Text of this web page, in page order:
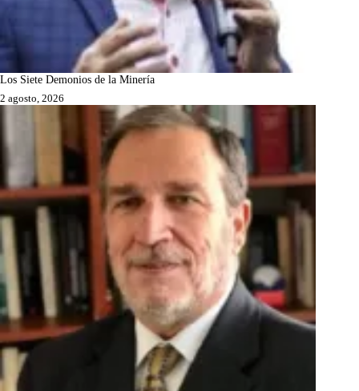
Los Siete Demonios de la Minería
2 agosto, 2026